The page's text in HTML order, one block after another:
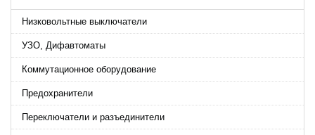
Низковольтные выключатели
УЗО, Дифавтоматы
Коммутационное оборудование
Предохранители
Переключатели и разъединители